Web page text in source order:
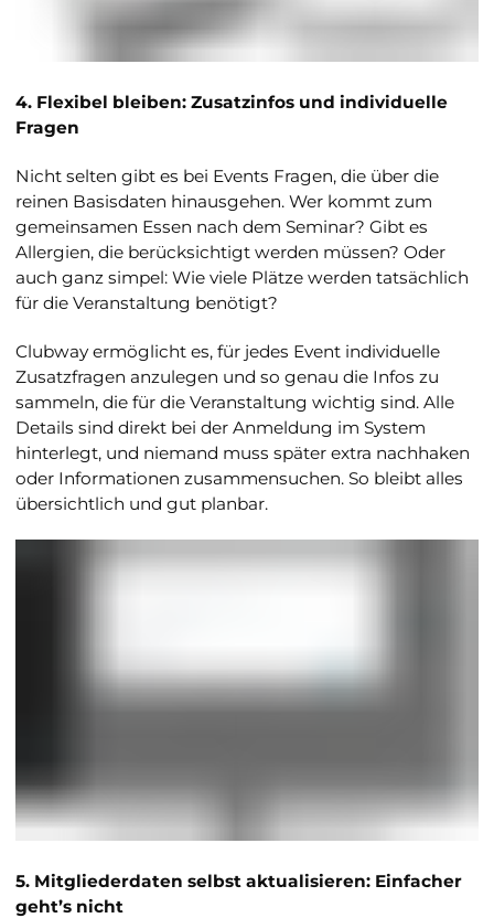
4. Flexibel bleiben: Zusatzinfos und individuelle
Fragen
Nicht selten gibt es bei Events Fragen, die über die
reinen Basisdaten hinausgehen. Wer kommt zum
gemeinsamen Essen nach dem Seminar? Gibt es
Allergien, die berücksichtigt werden müssen? Oder
auch ganz simpel: Wie viele Plätze werden tatsächlich
für die Veranstaltung benötigt?
Clubway ermöglicht es, für jedes Event individuelle
Zusatzfragen anzulegen und so genau die Infos zu
sammeln, die für die Veranstaltung wichtig sind. Alle
Details sind direkt bei der Anmeldung im System
hinterlegt, und niemand muss später extra nachhaken
oder Informationen zusammensuchen. So bleibt alles
übersichtlich und gut planbar.
5. Mitgliederdaten selbst aktualisieren: Einfacher
geht’s nicht